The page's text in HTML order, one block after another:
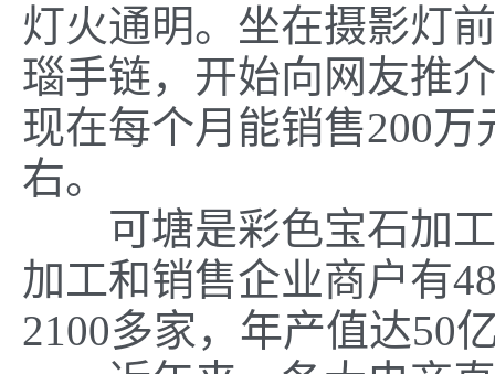
灯火通明。坐在摄影灯
瑙手链，开始向网友推
现在每个月能销售200
右。
可塘是彩色宝石加工
加工和销售企业商户有
2100多家，年产值达50